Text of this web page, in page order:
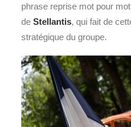
phrase reprise mot pour
de Stellantis, qui fait de
stratégique du groupe.